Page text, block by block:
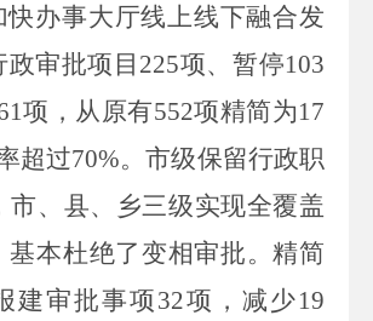
快办事大厅线上线下融合发
政审批项目 225项、暂停103
项，从原有552项精简为17
超过70%。市级保留行政职
市、县、
乡三级实现全覆盖
基本杜绝了变相审批。精简
建审批事项32项，减少19